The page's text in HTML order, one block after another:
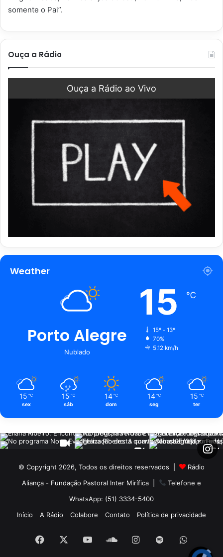
somente o Pai”.
Ouça a Rádio
Ouça a Rádio ao Vivo
Weather
Porto Alegre
Nublado
15 ℃
15º - 13º
70%
5.12 km/h
15 ℃
sex
15 ℃
sáb
14 ℃
dom
14 ℃
seg
15 ℃
ter
© Copyright 2026, Todos os direitos reservados |
Rádio
Aliança - Fundação Pastoral Inter Mirífica|
Telefone e
WhatsApp: (51) 3334-5400
Início
A Rádio Colabore Contato Política de privacidade
Facebook YouTubeSoundCloud
Instagram
Spotify